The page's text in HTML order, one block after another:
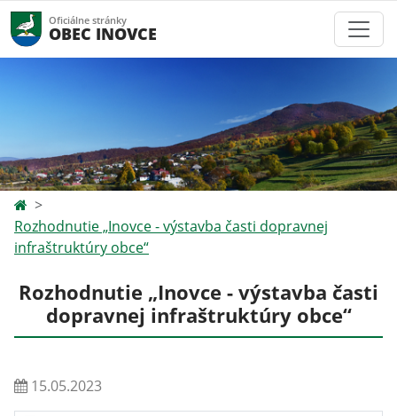
Oficiálne stránky
OBEC INOVCE
Rozhodnutie „Inovce - výstavba časti dopravnej
infraštruktúry obce“
Rozhodnutie „Inovce - výstavba časti
dopravnej infraštruktúry obce“
15.05.2023